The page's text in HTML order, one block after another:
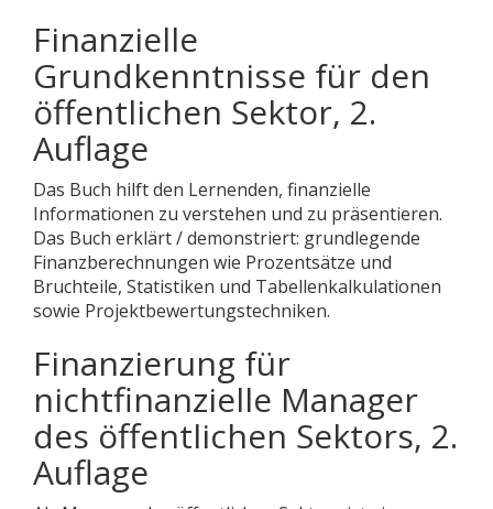
Finanzielle
Grundkenntnisse für den
öffentlichen Sektor, 2.
Auflage
Das Buch hilft den Lernenden, finanzielle
Informationen zu verstehen und zu präsentieren.
Das Buch erklärt / demonstriert: grundlegende
Finanzberechnungen wie Prozentsätze und
Bruchteile, Statistiken und Tabellenkalkulationen
sowie Projektbewertungstechniken.
Finanzierung für
nichtfinanzielle Manager
des öffentlichen Sektors, 2.
Auflage